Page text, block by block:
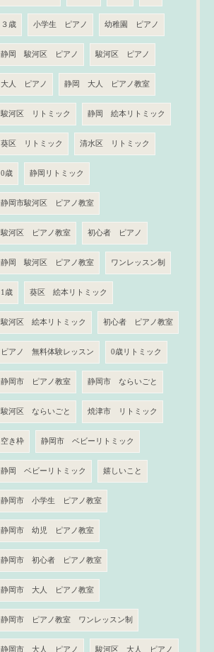
３歳 小学生 ピアノ 幼稚園 ピアノ
静岡 駿河区 ピアノ 駿河区 ピアノ
大人 ピアノ 静岡 大人 ピアノ教室
駿河区 リトミック 静岡 絵本リトミック
葵区 リトミック 清水区 リトミック
0歳 静岡リトミック
静岡市駿河区 ピアノ教室
駿河区 ピアノ教室 初心者 ピアノ
静岡 駿河区 ピアノ教室 ワンレッスン制
1歳 葵区 絵本リトミック
駿河区 絵本リトミック 初心者 ピアノ教室
ピアノ 無料体験レッスン 0歳リトミック
静岡市 ピアノ教室 静岡市 ならいごと
駿河区 ならいごと 焼津市 リトミック
空き枠 静岡市 ベビーリトミック
静岡 ベビーリトミック 嬉しいこと
静岡市 小学生 ピアノ教室
静岡市 幼児 ピアノ教室
静岡市 初心者 ピアノ教室
静岡市 大人 ピアノ教室
静岡市 ピアノ教室 ワンレッスン制
静岡市 大人 ピアノ 駿河区 大人 ピアノ